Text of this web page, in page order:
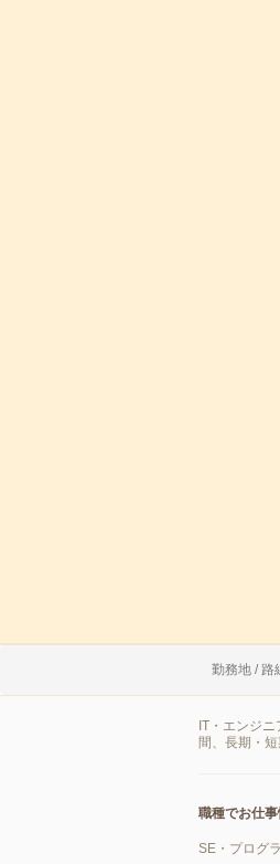
勤務地 / 路
IT・エンジ
間、長期・
職種でお仕
SE・プログ